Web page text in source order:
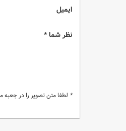
ایمیل
نظر شما *
* لطفا متن تصویر را در جعبه